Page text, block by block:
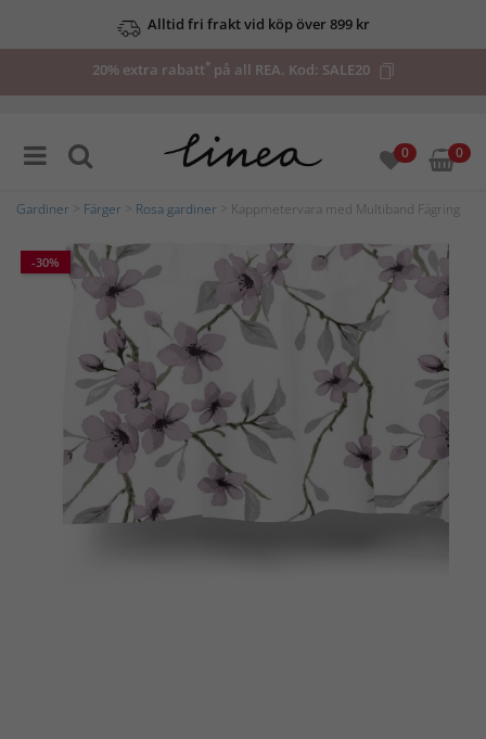
Alltid fri frakt vid köp över 899 kr
20% extra rabatt*på all REA. Kod: SALE20
0 0
Gardiner Färger Rosa gardiner > Kappmetervara med Multiband Fägring
-30%